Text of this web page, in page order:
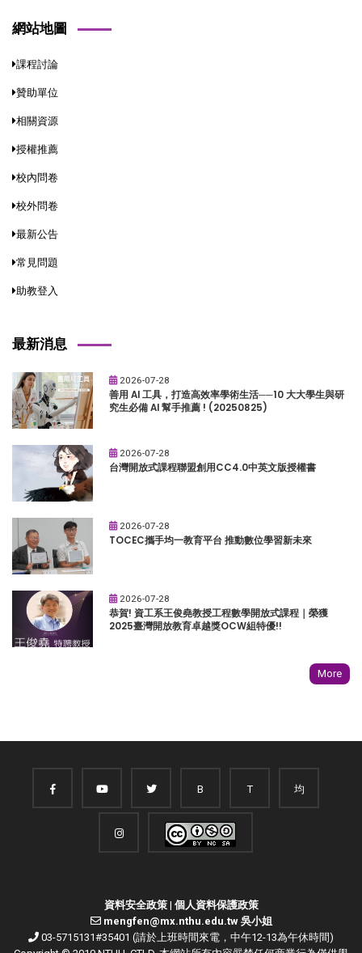
網站地圖
課程討論
贊助單位
相關資源
授權推薦
校內問卷
校外問卷
最新公告
常見問題
助教登入
最新消息
2026-07-28
善用 AI 工具，打造高效率學術生活──10 大大學生與研
究生必備 AI 幫手推薦 ! (20250825)
2026-07-28
台灣開放式課程聯盟創用CC4.0中英文版授權書
2026-07-28
TOCEC攜手均一教育平台 推動數位學習新未來
2026-07-28
恭賀! 資工系王俊堯教授工程數學開放式課程｜榮獲
2025臺灣開放教育卓越獎OCW組特優!!
More
B T 均
資料安全政策| 個人資料保護政策
mengfen@mx.nthu.edu.tw 吳小姐
03-5715131#35401 (請於上班時間來電，中午12-13為午休時間)